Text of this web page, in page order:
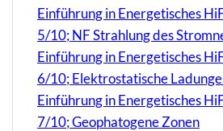
Einführung in Energetisches
5/10; NF Strahlung des
Einführung in Energetisches
6/10; Elektrostatische
Einführung in Energetisches
7/10; Geophatogene Zonen